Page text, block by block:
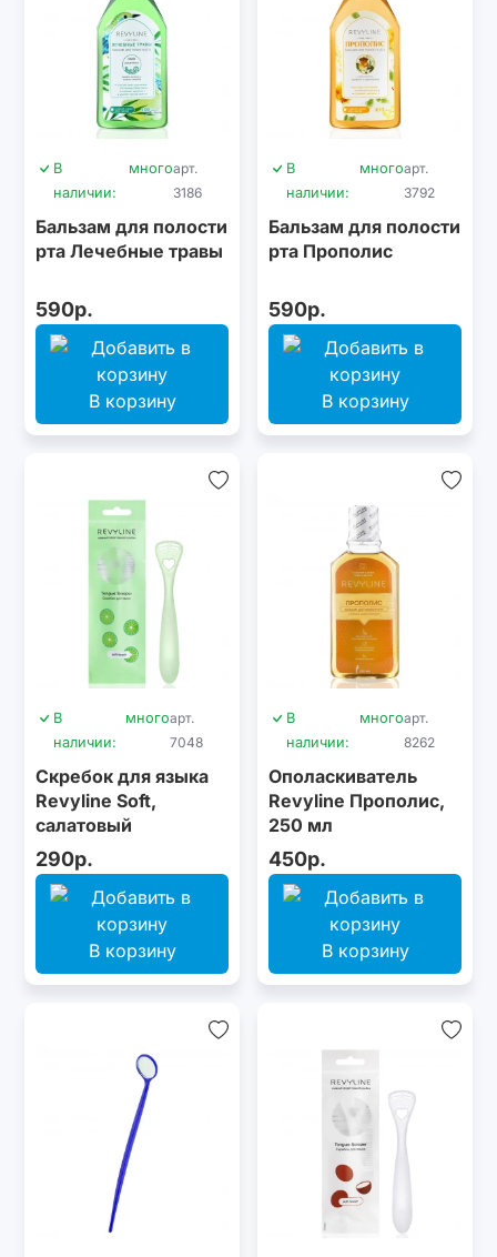
В
наличии:
многоарт.
3186
Бальзам для полости
рта Лечебные травы
590р.
В корзину
В
наличии:
многоарт.
3792
Бальзам для полости
рта Прополис
590р.
В корзину
В
наличии:
многоарт.
7048
Скребок для языка
Revyline Soft,
салатовый
290р.
В корзину
В
наличии:
многоарт.
8262
Ополаскиватель
Revyline Прополис,
250 мл
450р.
В корзину